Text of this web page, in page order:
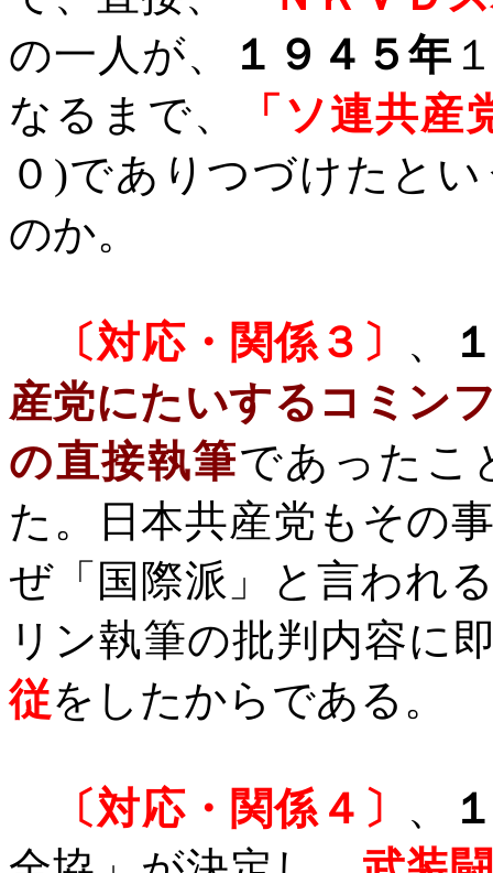
の一人が、
１９４５年
なるまで、
「ソ連共
０ )でありつづけたと
のか。
〔対応・関係３〕 、
産党にたいするコミン
の直接執筆であったこ
た。日本共産党もその
ぜ「国際派」と言われ
リン執筆の批判内容に
従をしたからである。
〔対応・関係４〕 、